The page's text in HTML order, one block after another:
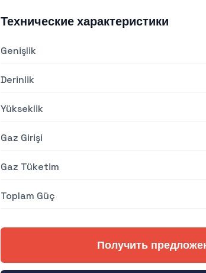
Технические характеристики
Genişlik
Derinlik
Yükseklik
Gaz Girişi
Gaz Tüketim
Toplam Güç
Получить